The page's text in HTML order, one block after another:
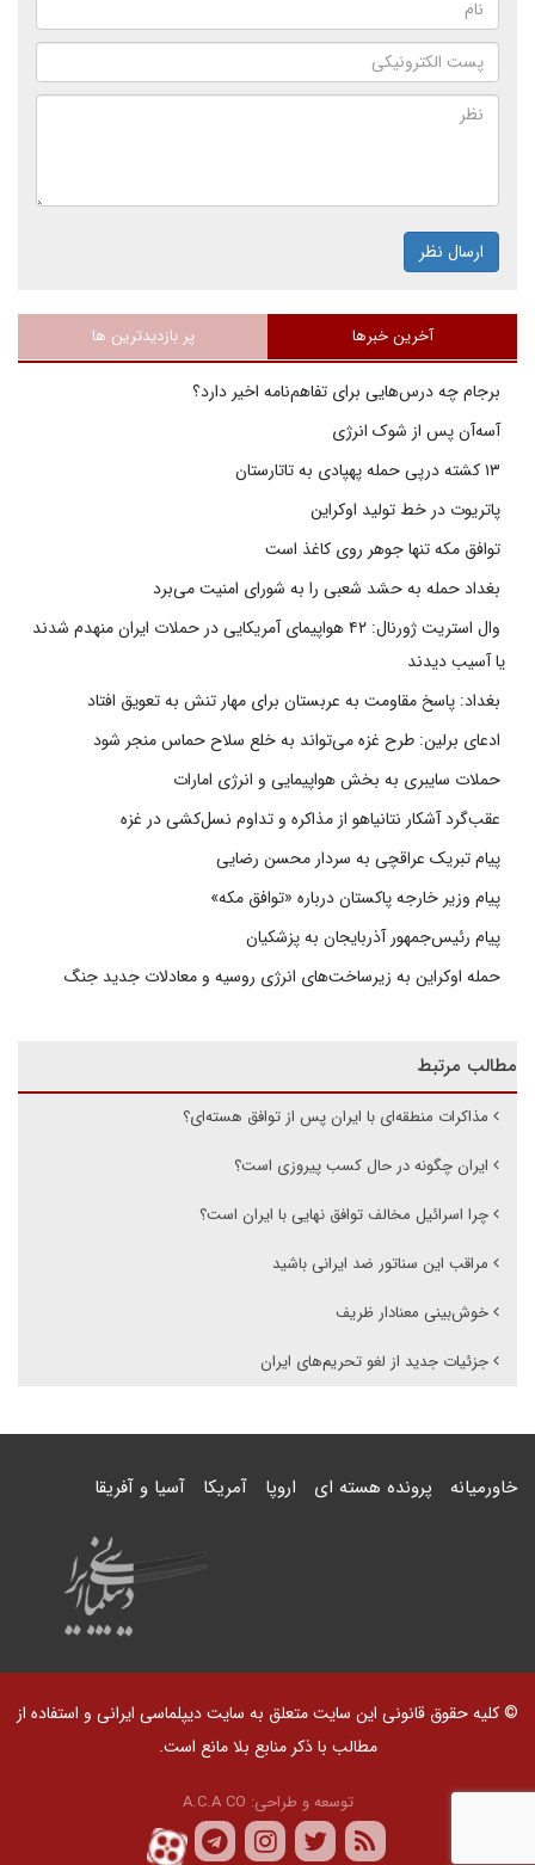
ارسال نظر
آخرین خبرها پر بازدیدترین ها
برجام چه درس‌هایی برای تفاهم‌نامه اخیر دارد؟
آسه‌آن پس از شوک انرژی
پاتریوت در خط تولید اوکراین
توافق مکه تنها جوهر روی کاغذ است
بغداد حمله به حشد شعبی را به شورای امنیت می‌برد
وال استریت ژورنال: ۴۲ هواپیمای آمریکایی در حملات ایران منهدم شدند
یا آسیب دیدند
بغداد: پاسخ مقاومت به عربستان برای مهار تنش به تعویق افتاد
ادعای برلین: طرح غزه می‌تواند به خلع سلاح حماس منجر شود
حملات سایبری به بخش هواپیمایی و انرژی امارات
عقب‌گرد آشکار نتانیاهو از مذاکره و تداوم نسل‌کشی در غزه
پیام تبریک عراقچی به سردار محسن رضایی
پیام وزیر خارجه پاکستان درباره «توافق مکه»
پیام رئیس‌جمهور آذربایجان به پزشکیان
حمله اوکراین به زیرساخت‌های انرژی روسیه و معادلات جدید جنگ
مطالب مرتبط
مذاکرات منطقه‌ای با ایران پس از توافق هسته‌ای؟
ایران چگونه در حال کسب پیروزی است؟
چرا اسرائیل مخالف توافق نهایی با ایران است؟
مراقب این سناتور ضد ایرانی باشید
خوش‌بینی معنادار ظریف
جزئیات جدید از لغو تحریم‌های ایران
خاورمیانه پرونده هسته ای اروپا آمریکا آسیا و آفریقا
© کلیه حقوق قانونی این سایت متعلق به سایت دیپلماسی ایرانی و استفاده از
مطالب با ذکر منابع بلا مانع است.
توسعه و طراحی: A.C.A CO